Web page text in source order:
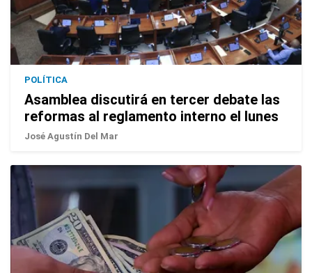
POLÍTICA
Asamblea discutirá en tercer debate las
reformas al reglamento interno el lunes
José Agustín Del Mar